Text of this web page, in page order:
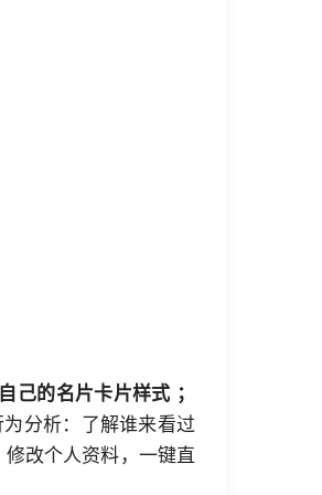
己的名片卡片样式 ；
分析：了解谁来看过
改个人资料，一键直